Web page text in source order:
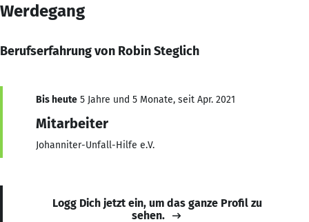
Werdegang
Berufserfahrung von Robin Steglich
Bis heute 5 Jahre und 5 Monate, seit Apr. 2021
Mitarbeiter
Johanniter-Unfall-Hilfe e.V.
Logg Dich jetzt ein, um das ganze Profil zu
sehen.